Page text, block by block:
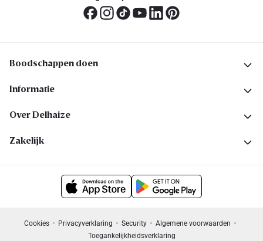
Boodschappen doen
Informatie
Over Delhaize
Zakelijk
Cookies Privacyverklaring Security
Algemene voorwaarden
Toegankelijkheidsverklaring